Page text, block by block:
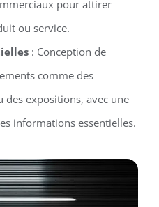
pour attirer
ou service.
: Conception de
comme des
des expositions, avec une
informations essentielles.